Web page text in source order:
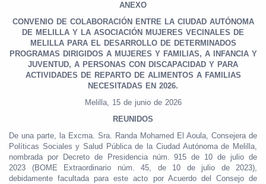
ANEXO
CONVENIO DE COLABORACIÓN ENTRE LA CIUDAD AUTÓNOMA
DE MELILLA Y LA ASOCIACIÓN MUJERES VECINALES DE
MELILLA PARA EL DESARROLLO DE DETERMINADOS
PROGRAMAS DIRIGIDOS A MUJERES Y FAMILIAS, A INFANCIA Y
JUVENTUD, A PERSONAS CON DISCAPACIDAD Y PARA
ACTIVIDADES DE REPARTO DE ALIMENTOS A FAMILIAS
NECESITADAS EN 2026.
Melilla, 15 de junio de 2026
REUNIDOS
De una parte, la Excma. Sra. Randa Mohamed El Aoula, Consejera de
Políticas Sociales y Salud Pública de la Ciudad Autónoma de Melilla,
nombrada por Decreto de Presidencia núm. 915 de 10 de julio de
2023 (BOME Extraordinario núm. 45, de 10 de julio de 2023),
debidamente facultada para este acto por Acuerdo del Consejo de